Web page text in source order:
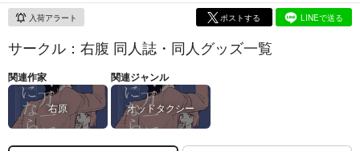
入荷アラート ポストする LINEで送る
サークル：右腹 同人誌・同人グッズ一覧
関連作家
右原
関連ジャンル
オッドタクシー